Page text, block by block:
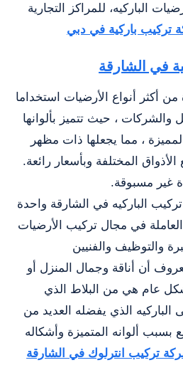
الباركيه، للمراكز التجارية
تركيب باركية في دبي
في الشارقة
من أكثر أنواع الأرضيات استخداما
والشركات ، حيث تتميز بألوانها
، مما يجعلها ذات مظهر
المختلفة وبأسعار رائعة.
غير مسبوقة.
الباركيه في الشارقة واحدة
في مجال تركيب الأرضيات
والتوظيف والفنيين
أن أناقة وجمال المنزل أو
عام هي من البلاط الذي
الباركيه الذي يفضله العديد من
بسبب ألوانه المتميزة وأشكاله
تركيب انترلوك في الشارقة